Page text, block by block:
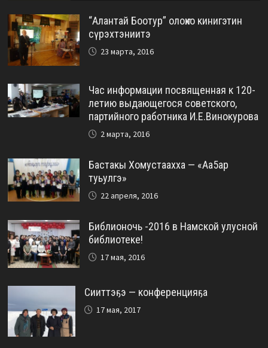
“Алантай Боотур” олоҥхо кинигэтин
сүрэхтэниитэ
23 марта, 2016
Час информации посвященная к 120-
летию выдающегося советского,
партийного работника И.Е.Винокурова
2 марта, 2016
Бастакы Хомустаахха — «Аа5ар
туьулгэ»
22 апреля, 2016
Библионочь -2016 в Намской улусной
библиотеке!
17 мая, 2016
Сииттэҕэ — конференцияҕа
17 мая, 2017